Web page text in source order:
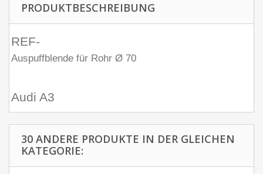
PRODUKTBESCHREIBUNG
REF-
Auspuffblende für Rohr Ø 70
Audi A3
30 ANDERE PRODUKTE IN DER GLEICHEN
KATEGORIE: